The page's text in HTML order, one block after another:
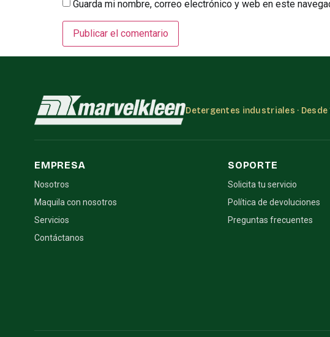
Guarda mi nombre, correo electrónico y web en este
Detergentes industriales · Desde
EMPRESA
Nosotros
Maquila con nosotros
Servicios
Contáctanos
SOPORTE
Solicita tu servicio
Política de devoluciones
Preguntas frecuentes